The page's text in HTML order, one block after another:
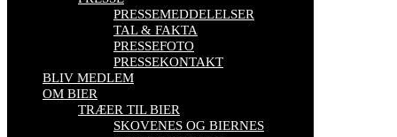
PRESSEMEDDELELSER
TAL & FAKTA
PRESSEFOTO
PRESSEKONTAKT
BLIV MEDLEM
OM BIER
TRÆER TIL BIER
SKOVENES OG BIERNES